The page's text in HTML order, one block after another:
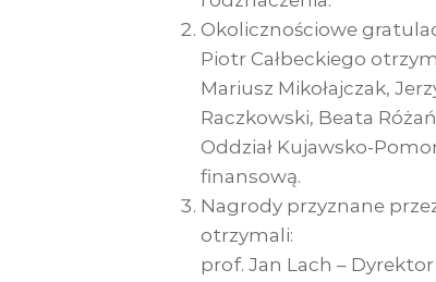
Okolicznościowe
Piotr Całbeckiego
Mariusz Mikołajczak,
Raczkowski, Beata
Oddział Kujawsko-
finansową.
Nagrody przyznane
otrzymali:
prof. Jan Lach –